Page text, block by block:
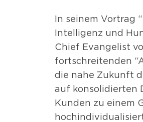
In seinem Vortrag
Intelligenz und
Chief Evangelist
fortschreitenden
die nahe Zukunft
auf konsolidierten
Kunden zu einem